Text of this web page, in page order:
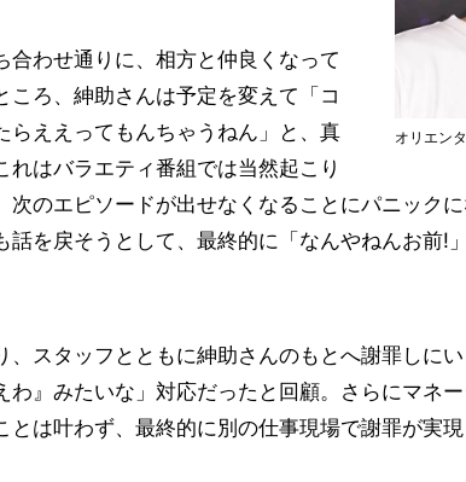
オリエン
合わせ通りに、相方と仲良くなって
ころ、紳助さんは予定を変えて「コ
らええってもんちゃうねん」と、真
れはバラエティ番組では当然起こり
次のエピソードが出せなくなることにパニックに
話を戻そうとして、最終的に「なんやねんお前!
、スタッフとともに紳助さんのもとへ謝罪しに
わ』みたいな」対応だったと回顧。さらにマネ
とは叶わず、最終的に別の仕事現場で謝罪が実現